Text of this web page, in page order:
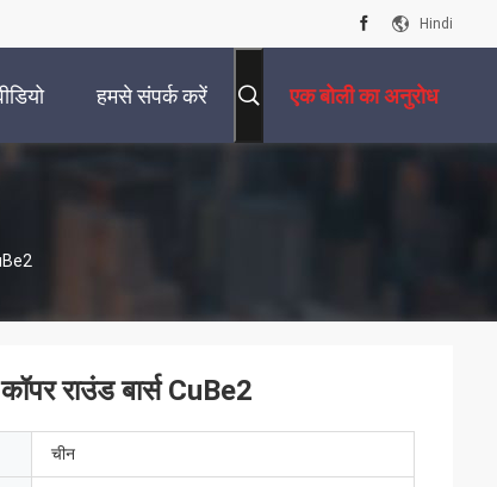
Hindi
हमसे संपर्क करें एक बोली का अनुरोध
राउंड बार्स CuBe2
चीन